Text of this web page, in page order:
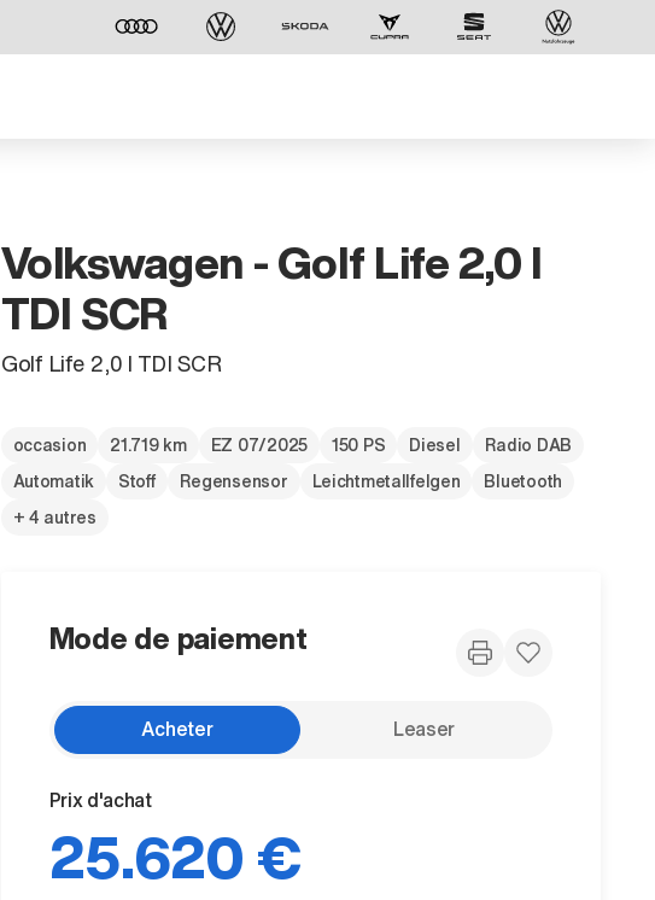
Volkswagen - Golf Life 2,0 l
TDI SCR
Golf Life 2,0 l TDI SCR
occasion 21.719 km EZ 07/2025 150 PS Diesel
Radio DAB
Automatik
Stoff Regensensor Leichtmetallfelgen
Bluetooth
+ 4 autres
Mode de paiement
Acheter Leaser
Prix d'achat
25.620 €